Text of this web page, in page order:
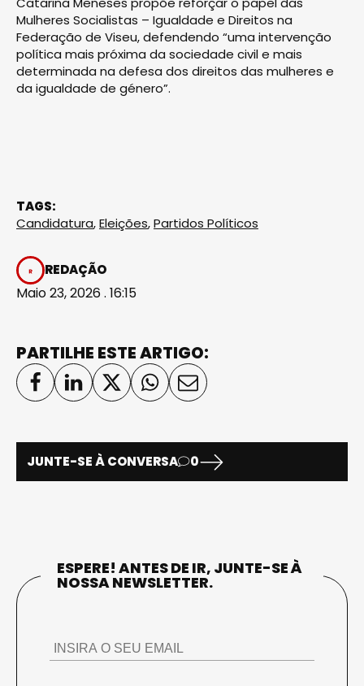
Mulheres Socialistas – Igualdade e Direitos na
Federação de Viseu, defendendo “uma intervenção
política mais próxima da sociedade civil e mais
determinada na defesa dos direitos das mulheres e
da igualdade de género”.
TAGS:
Candidatura,Eleições,Partidos Políticos
REDAÇÃO
Maio 23, 2026 . 16:15
PARTILHE ESTE ARTIGO:
JUNTE-SE À CONVERSA 0
ESPERE! ANTES DE IR, JUNTE-SE À
NOSSA NEWSLETTER.